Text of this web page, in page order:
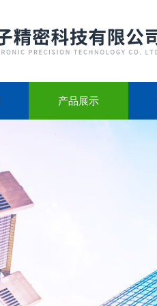
产品展示